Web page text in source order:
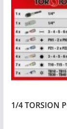
1/4 TORSION